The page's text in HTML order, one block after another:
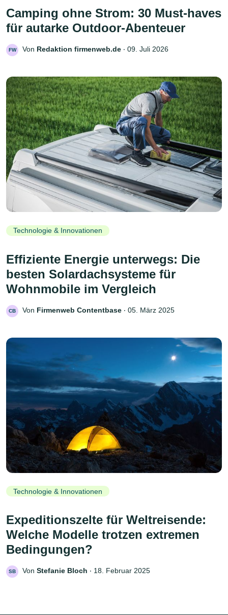
Camping ohne Strom: 30 Must-haves
für autarke Outdoor-Abenteuer
FW Von Redaktion firmenweb.de ‧ 09. Juli 2026
Technologie & Innovationen
Effiziente Energie unterwegs: Die
besten Solardachsysteme für
Wohnmobile im Vergleich
CB Von Firmenweb Contentbase ‧ 05. März 2025
Technologie & Innovationen
Expeditionszelte für Weltreisende:
Welche Modelle trotzen extremen
Bedingungen?
SB Von Stefanie Bloch ‧ 18. Februar 2025